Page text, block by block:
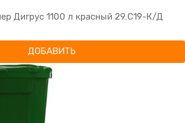
Дигрус 1100 л красный 29.С19-К/Д
ДОБАВИТЬ